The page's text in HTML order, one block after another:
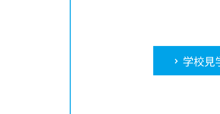
学校見